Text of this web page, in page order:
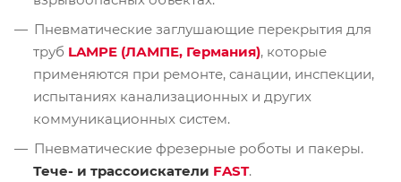
Пневматические заглушающие перекрытия для
труб LAMPE (ЛАМПЕ, Германия), которые
применяются при ремонте, санации, инспекции,
испытаниях канализационных и других
коммуникационных систем.
Пневматические фрезерные роботы и пакеры.
Тече- и трассоискатели FAST.